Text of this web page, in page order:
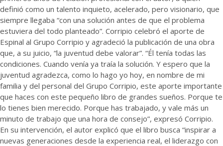
definió como un talento inquieto, acelerado, pero visionario, que
siempre llegaba “con una solución antes de que el problema
estuviera del todo planteado”. Corripio celebró el aporte de
Espinal al Grupo Corripio y agradeció la publicación de una obra
que, a su juicio, “la juventud debe valorar”. “Él tenía todas las
condiciones. Cuando venía ya traía la solución. Y espero que la
juventud agradezca, como lo hago yo hoy, en nombre de mi
familia y del personal del Grupo Corripio, este aporte importante
que haces con este pequeño libro de grandes sueños. Porque te
lo tienes bien merecido. Porque has trabajado, y vale más un
minuto de trabajo que una hora de consejo”, expresó Corripio.
En su intervención, el autor explicó que el libro busca “inspirar a
nuevas generaciones desde la experiencia real, el liderazgo con